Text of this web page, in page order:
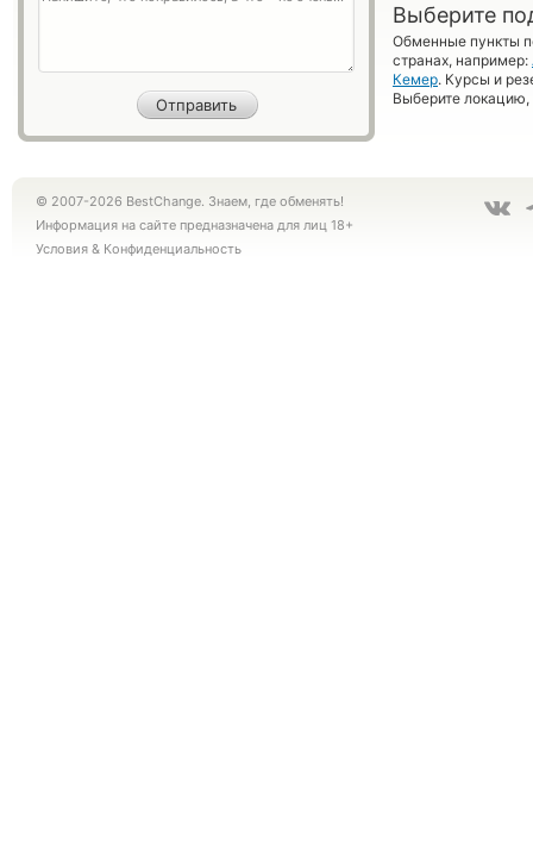
Выберите
Обменные пункты
странах, например:
Кемер. Курсы и
Выберите локацию,
© 2007-2026 BestChange. Знаем, где обменять!
Информация на сайте предназначена для лиц 18+
Условия & Конфиденциальность